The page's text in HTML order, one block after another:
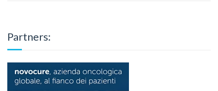
Partners: